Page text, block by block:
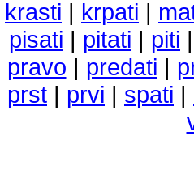
krasti | krpati |
pisati | pitati | piti |
pravo | predati |
prst | prvi | spati |